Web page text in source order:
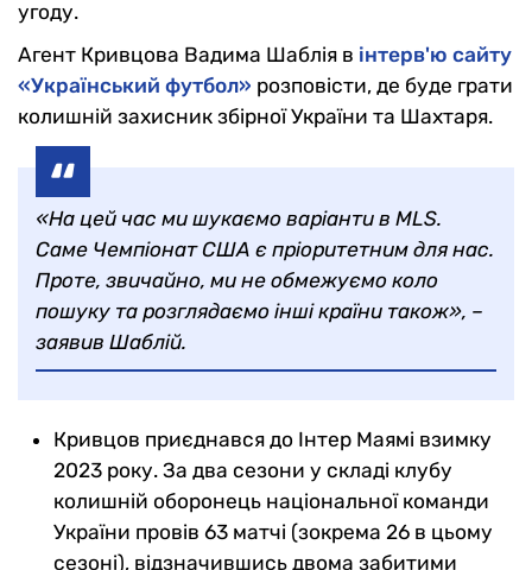
угоду.
Агент Кривцова Вадима Шаблія в інтерв'ю сайту
«Український футбол» розповісти, де буде грати
колишній захисник збірної України та Шахтаря.
«На цей час ми шукаємо варіанти в MLS.
Саме Чемпіонат США є пріоритетним для нас.
Проте, звичайно, ми не обмежуємо коло
пошуку та розглядаємо інші країни також», –
заявив Шаблій.
Кривцов приєднався до Інтер Маямі взимку
2023 року. За два сезони у складі клубу
колишній оборонець національної команди
України провів 63 матчі (зокрема 26 в цьому
сезоні), відзначившись двома забитими